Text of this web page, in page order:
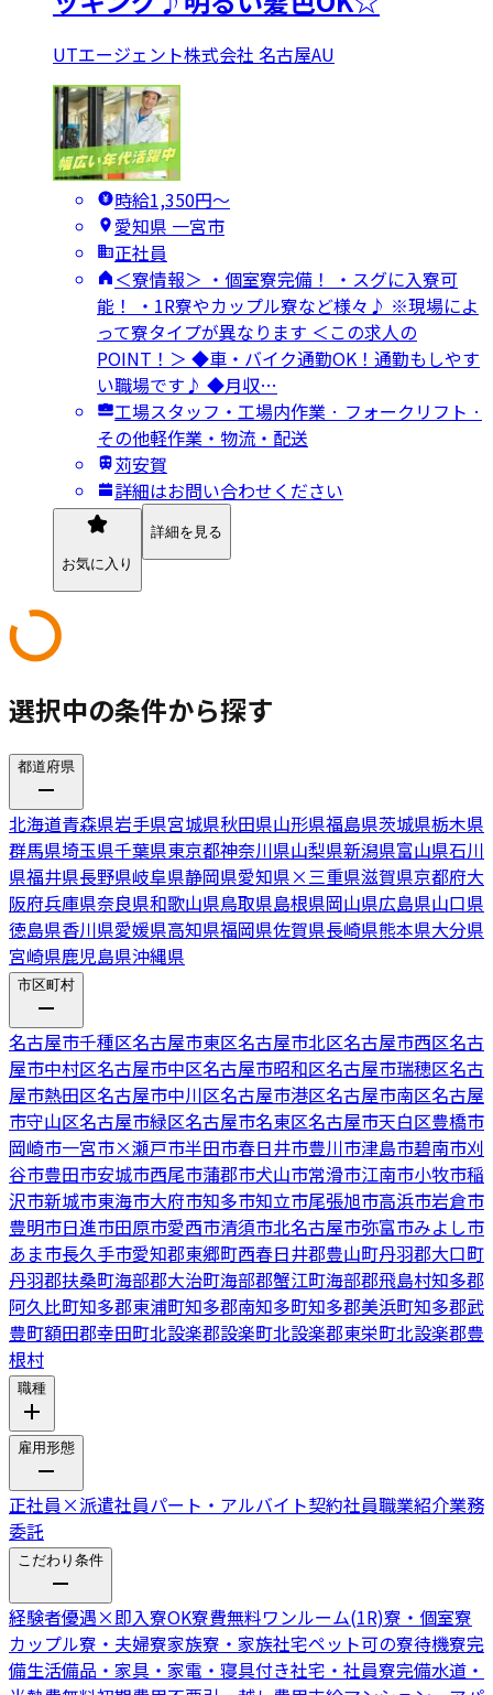
UTエージェント株式会社 名古屋AU
時給1,350円〜
愛知県 一宮市
正社員
＜寮情報＞ ・個室寮完備！ ・スグに入寮可
能！ ・1R寮やカップル寮など様々♪ ※現場によ
って寮タイプが異なります ＜この求人の
POINT！＞ ◆車・バイク通勤OK！通勤もしやす
い職場です♪ ◆月収…
工場スタッフ・工場内作業 · フォークリフト ·
その他軽作業・物流・配送
苅安賀
詳細はお問い合わせください
お気に入り
詳細を見る
選択中の条件から探す
都道府県
北海道青森県岩手県宮城県秋田県山形県福島県茨城県栃木県
群馬県埼玉県千葉県東京都神奈川県山梨県新潟県富山県石川
県福井県長野県岐阜県静岡県愛知県×三重県滋賀県京都府大
阪府兵庫県奈良県和歌山県鳥取県島根県岡山県広島県山口県
徳島県香川県愛媛県高知県福岡県佐賀県長崎県熊本県大分県
宮崎県鹿児島県沖縄県
市区町村
名古屋市千種区名古屋市東区名古屋市北区名古屋市西区名古
屋市中村区名古屋市中区名古屋市昭和区名古屋市瑞穂区名古
屋市熱田区名古屋市中川区名古屋市港区名古屋市南区名古屋
市守山区名古屋市緑区名古屋市名東区名古屋市天白区豊橋市
岡崎市一宮市×瀬戸市半田市春日井市豊川市津島市碧南市刈
谷市豊田市安城市西尾市蒲郡市犬山市常滑市江南市小牧市稲
沢市新城市東海市大府市知多市知立市尾張旭市高浜市岩倉市
豊明市日進市田原市愛西市清須市北名古屋市弥富市みよし市
あま市長久手市愛知郡東郷町西春日井郡豊山町丹羽郡大口町
丹羽郡扶桑町海部郡大治町海部郡蟹江町海部郡飛島村知多郡
阿久比町知多郡東浦町知多郡南知多町知多郡美浜町知多郡武
豊町額田郡幸田町北設楽郡設楽町北設楽郡東栄町北設楽郡豊
根村
職種
雇用形態
正社員 ×派遣社員パート・アルバイト契約社員職業紹介業務
委託
こだわり条件
経験者優遇×即入寮OK寮費無料ワンルーム(1R)寮・個室寮
カップル寮・夫婦寮家族寮・家族社宅ペット可の寮待機寮完
備生活備品・家具・家電・寝具付き社宅・社員寮完備水道・